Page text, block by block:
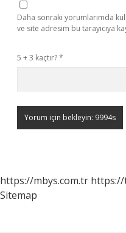
Daha sonraki yorumlarımda
ve site adresim bu tarayıcıya
5 + 3 kaçtır?*
https://mbys.com.tr https://
Sitemap